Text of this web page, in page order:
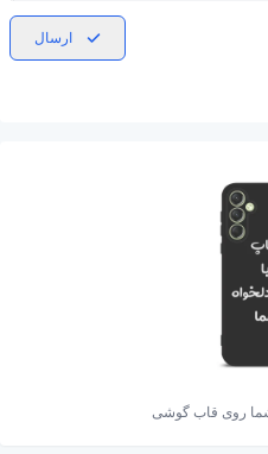
ارسال
روی قاب گوشی